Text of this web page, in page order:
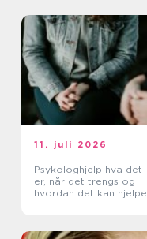
11. juli 2026
Psykologhjelp hva det
er, når det trengs og
hvordan det kan hjelpe